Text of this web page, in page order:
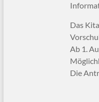
Das
Ab 1.
Die